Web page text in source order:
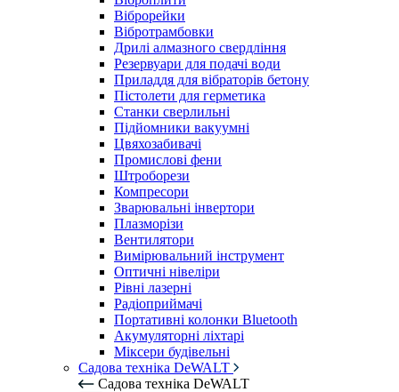
Віброрейки
Вібротрамбовки
Дрилі алмазного свердління
Резервуари для подачі води
Приладдя для вібраторів бетону
Пістолети для герметика
Станки сверлильні
Підйомники вакуумні
Цвяхозабивачі
Промислові фени
Штроборези
Компресори
Зварювальні інвертори
Плазморізи
Вентилятори
Вимірювальний інструмент
Оптичні нівеліри
Рівні лазерні
Радіоприймачі
Портативні колонки Bluetooth
Акумуляторні ліхтарі
Міксери будівельні
Садова техніка DeWALT
Садова техніка DeWALT